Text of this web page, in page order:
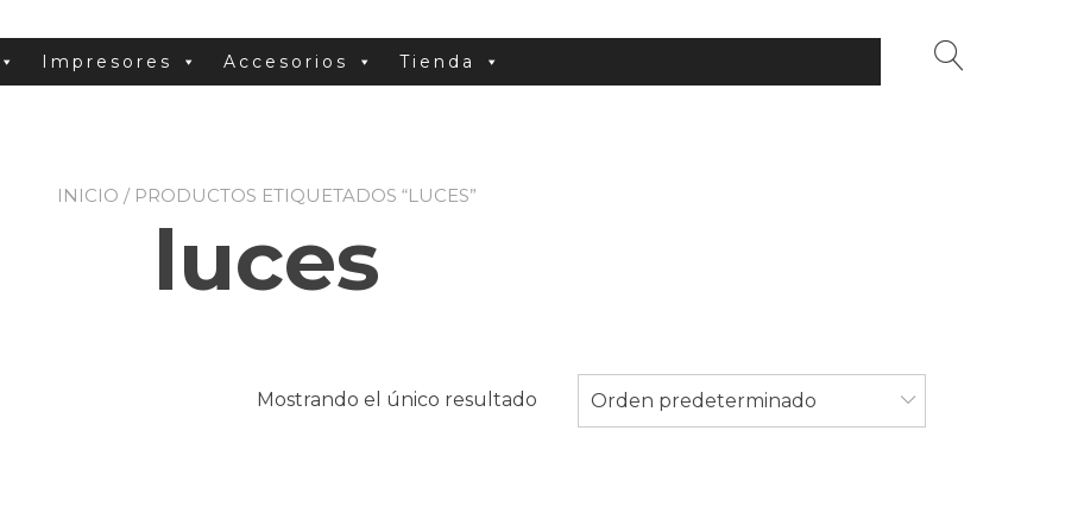
Impresores Accesorios Tienda
INICIO / PRODUCTOS ETIQUETADOS “LUCES”
luces
Mostrando el único resultado Orden predeterminado